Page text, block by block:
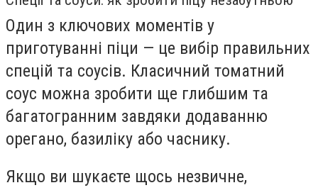
Один з ключових моментів у
приготуванні піци — це вибір правильних
спецій та соусів. Класичний томатний
соус можна зробити ще глибшим та
багатогранним завдяки додаванню
орегано, базиліку або часнику.
Якщо ви шукаєте щось незвичне,